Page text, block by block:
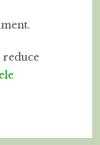
reduce